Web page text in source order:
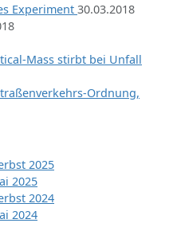
Experiment 30.03.2018
Mass stirbt bei Unfall
Ordnung,
2025
2025
2024
2024